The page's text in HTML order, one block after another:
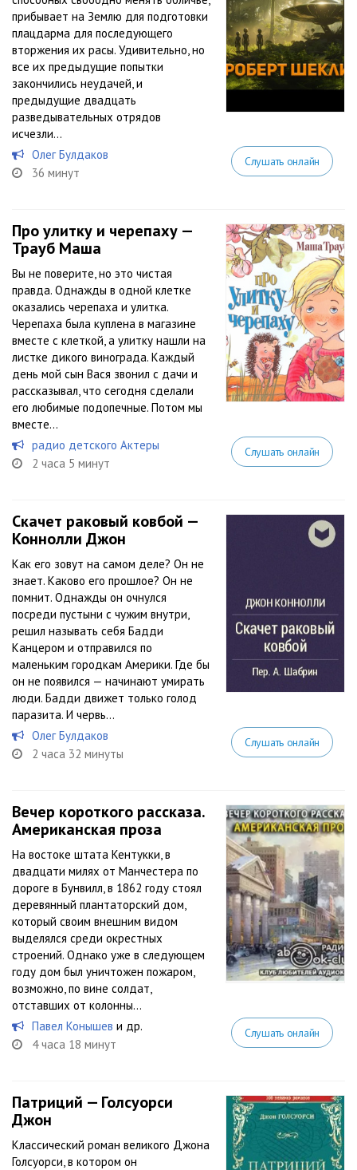
прибывает на Землю для подготовки
плацдарма для последующего
вторжения их расы. Удивительно, но
все их предыдущие попытки
закончились неудачей, и
предыдущие двадцать
разведывательных отрядов
исчезли...
Олег Булдаков
36 минут
Слушать онлайн
Про улитку и черепаху —
Трауб Маша
Вы не поверите, но это чистая
правда. Однажды в одной клетке
оказались черепаха и улитка.
Черепаха была куплена в магазине
вместе с клеткой, а улитку нашли на
листке дикого винограда. Каждый
день мой сын Вася звонил с дачи и
рассказывал, что сегодня сделали
его любимые подопечные. Потом мы
вместе...
радио детского Актеры
2 часа 5 минут
Слушать онлайн
Скачет раковый ковбой —
Коннолли Джон
Как его зовут на самом деле? Он не
знает. Каково его прошлое? Он не
помнит. Однажды он очнулся
посреди пустыни с чужим внутри,
решил называть себя Бадди
Канцером и отправился по
маленьким городкам Америки. Где бы
он не появился — начинают умирать
люди. Бадди движет только голод
паразита. И червь...
Олег Булдаков
2 часа 32 минуты
Слушать онлайн
Вечер короткого рассказа.
Американская проза
На востоке штата Кентукки, в
двадцати милях от Манчестера по
дороге в Бунвилл, в 1862 году стоял
деревянный плантаторский дом,
который своим внешним видом
выделялся среди окрестных
строений. Однако уже в следующем
году дом был уничтожен пожаром,
возможно, по вине солдат,
отставших от колонны...
Павел Конышев и др.
4 часа 18 минут
Слушать онлайн
Патриций — Голсуорси
Джон
Классический роман великого Джона
Голсуорси, в котором он